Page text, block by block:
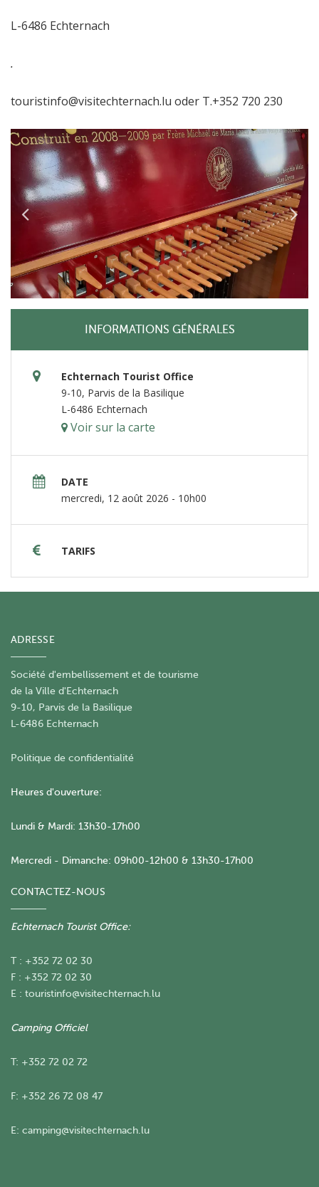
L-6486 Echternach
.
touristinfo@visitechternach.lu oder T.+352 720 230
INFORMATIONS GÉNÉRALES
Echternach Tourist Office
9-10, Parvis de la Basilique
L-6486 Echternach
Voir sur la carte
DATE
mercredi, 12 août 2026 - 10h00
TARIFS
ADRESSE
Société d'embellissement et de tourisme
​de la Ville d'Echternach
9-10, Parvis de la Basilique
L-6486 Echternach
Politique de confidentialité
Heures d'ouverture:
Lundi & Mardi: 13h30-17h00
Mercredi - Dimanche: 09h00-12h00 & 13h30-17h00
CONTACTEZ-NOUS
Echternach Tourist Office:
T : +352 72 02 30
F : +352 72 02 30
E : touristinfo@visitechternach.lu
Camping Officiel
T: +352 72 02 72
F: +352 26 72 08 47
E: camping@visitechternach.lu